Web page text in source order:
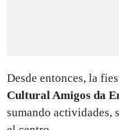
Desde entonces, la
Cultural Amigos da
sumando actividades,